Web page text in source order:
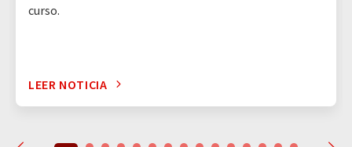
curso.
LEER NOTICIA